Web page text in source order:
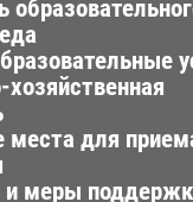
места для
и меры